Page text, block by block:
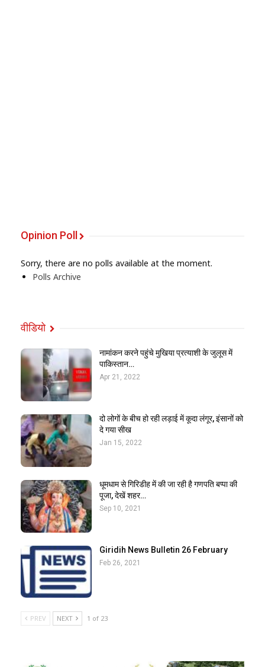
Opinion Poll
Sorry, there are no polls available at the moment.
Polls Archive
वीडियो
नामांकन करने पहुंचे मुखिया प्रत्याशी के जुलूस में
पाकिस्तान…
Apr 21, 2022
दो लोगों के बीच हो रही लड़ाई में कूदा लंगूर, इंसानों को
दे गया सीख
Jan 15, 2022
धूमधाम से गिरिडीह में की जा रही है गणपति बप्पा की
पूजा, देखें शहर…
Sep 10, 2021
Giridih News Bulletin 26 February
Feb 26, 2021
PREV NEXT 1 of 23